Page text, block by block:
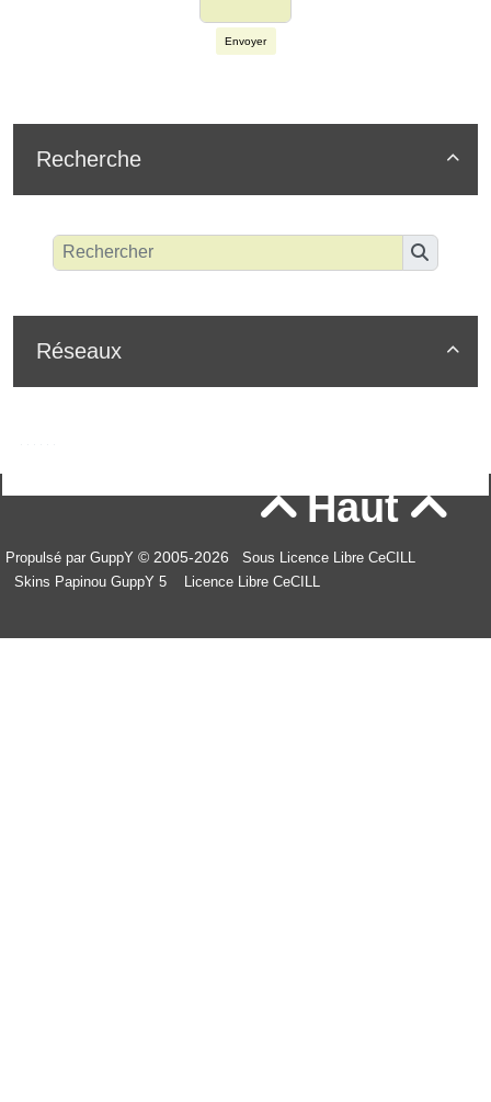
Envoyer

Recherche

Réseaux
Haut
Propulsé par GuppY © 2005-2026
Sous Licence Libre CeCILL
Skins Papinou GuppY 5
Licence Libre CeCILL